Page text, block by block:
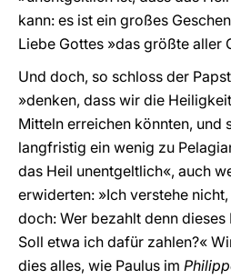
kann: es ist ein großes
Liebe Gottes »das größte aller
Und doch, so schloss der
»denken, dass wir die
Mitteln erreichen könnten, und
langfristig ein wenig zu
das Heil unentgeltlich«, auch
erwiderten: »Ich verstehe
doch: Wer bezahlt denn dieses
Soll etwa ich dafür zahlen?«
dies alles, wie Paulus im